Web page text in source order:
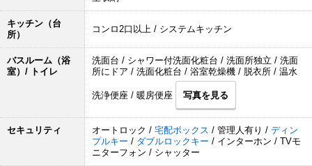
キッチン（台
所）
コンロ2口以上 / システムキッチン
バスルーム（浴
室）/ トイレ
洗面台 / シャワー付洗面化粧台 / 洗面所独立 / 洗面
所にドア / 洗面化粧台 / 浴室乾燥機 / 脱衣所 / 温水
洗浄便座 / 暖房便座 写真を見る
セキュリティ オートロック / 宅配ボックス / 管理人有り / ディン
プルキー / ダブルロックキー / インターホン / TVモ
ニターフォン / シャッター